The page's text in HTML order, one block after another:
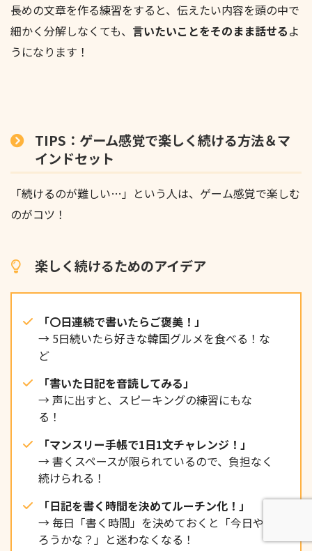
長めの文章を作る練習をすると、伝えたい内容を頭の中で
細かく分解しなくても、 言いたいことをそのまま話せるよ
うになります！
TIPS：ゲーム感覚で楽しく続ける方法＆マ
インドセット
「続けるのが難しい…」という人は、ゲーム感覚で楽しむ
のがコツ！
楽しく続けるためのアイデア
「〇日連続で書いたらご褒美！」
→ 5日続いたら好きな韓国グルメを食べる！な
ど
「書いた日記を音読してみる」
→ 声に出すと、スピーキングの練習にもな
る！
「マンスリー手帳で1日1文チャレンジ！」
→ 書くスペースが限られているので、負担なく
続けられる！
「日記を書く時間を決めてルーチン化！」
→ 毎日「書く時間」を決めておくと「今日や
ろうかな？」と迷わなくなる！